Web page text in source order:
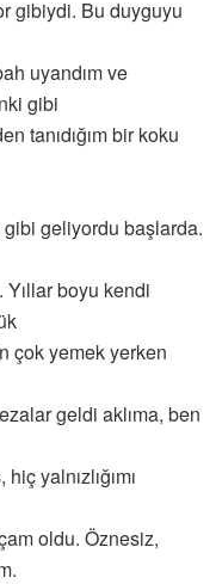
gibiydi. Bu duyguyu
uyandım ve
gibi
tanıdığım bir koku
gibi geliyordu başlarda.
Yıllar boyu kendi
çok yemek yerken
geldi aklıma, ben
yalnızlığımı
oldu. Öznesiz,